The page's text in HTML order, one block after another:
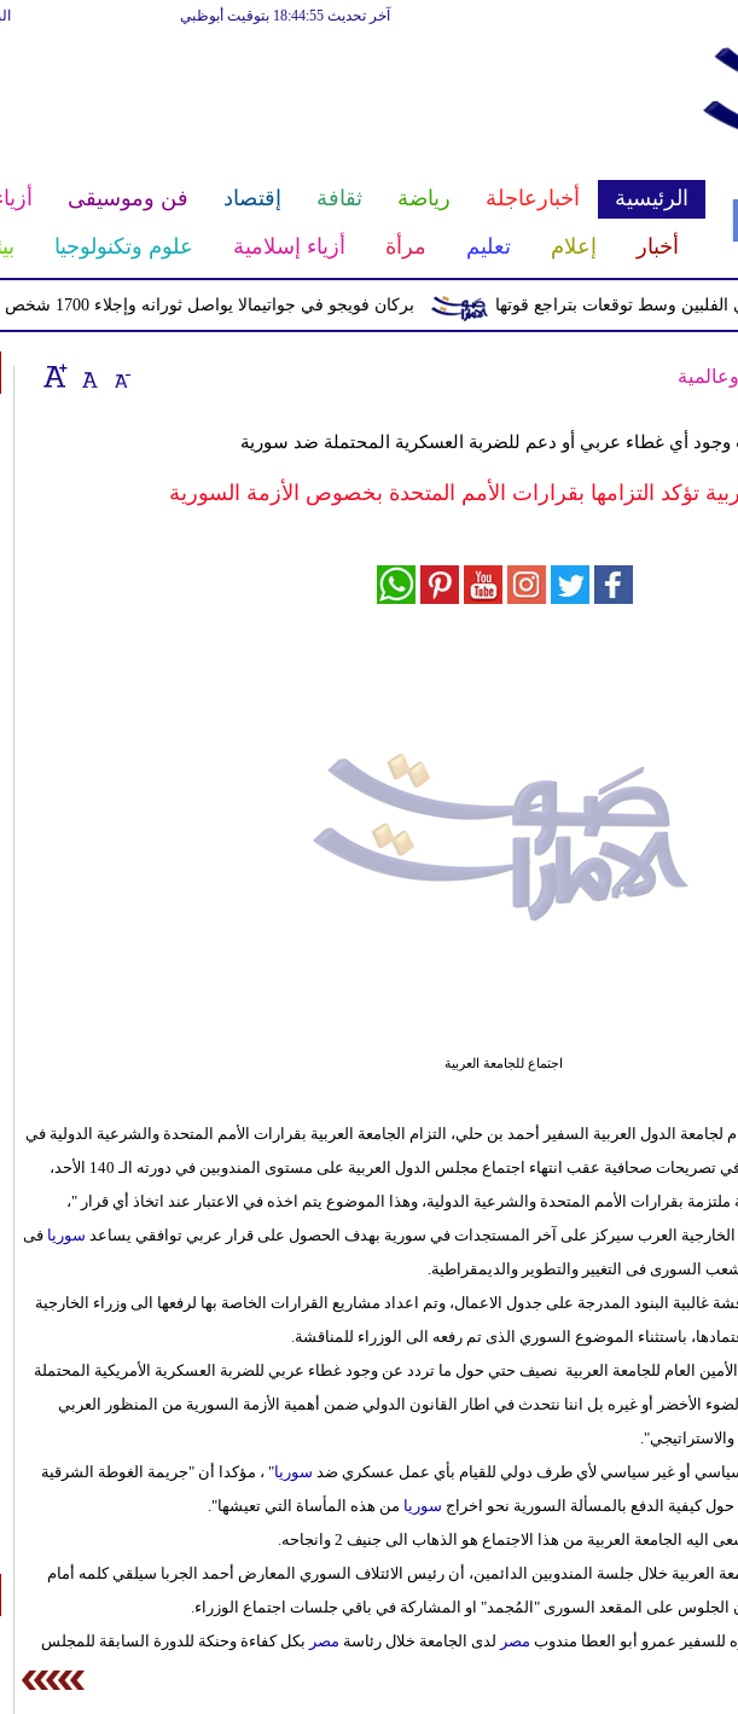
آخر تحديث 18:44:55 بتوقيت أبوظبي
الرئيسية أخبارعاجلة رياضة ثقافة إقتصاد فن وموسيقى
أخبار
إعلام تعليم مرأة أزياء إسلامية علوم وتكنولوجيا
بركان فويجو في جواتيمالا يواصل ثورانه وإجلاء 1700 شخص بسبب الرماد والتدفقات الطينية وسط توقعات بتراجع قوتها
وجود أي غطاء عربي أو دعم للضربة العسكرية المحتملة ضد سورية
تؤكد التزامها بقرارات الأمم المتحدة بخصوص الأزمة السورية
اجتماع للجامعة العربية
لجامعة الدول العربية السفير أحمد بن حلي، التزام الجامعة العربية بقرارات الأمم المتحدة والشرعية الدولية في
ما يتعلق بالأزمة السورية. وقال بن حلي في تصريحات صحافية عقب انتهاء اجتماع مجلس الدول العربية على مستوى المندوبين في دورته الـ 140 الأحد،
ملتزمة بقرارات الأمم المتحدة والشرعية الدولية، وهذا الموضوع يتم اخذه في الاعتبار عند اتخاذ أي قرار "،
الخارجية العرب سيركز على آخر المستجدات في سورية بهدف الحصول على قرار عربي توافقي يساعد سوريا فى
السورى فى التغيير والتطوير والديمقراطية.
غالبية البنود المدرجة على جدول الاعمال، وتم اعداد مشاريع القرارات الخاصة بها لرفعها الى وزراء الخارجية
باستثناء الموضوع السوري الذى تم رفعه الى الوزراء للمناقشة.
العام للجامعة العربية نصيف حتي حول ما تردد عن وجود غطاء عربي للضربة العسكرية الأمريكية المحتملة
الأخضر أو غيره بل اننا نتحدث في اطار القانون الدولي ضمن أهمية الأزمة السورية من المنظور العربي
أو غير سياسي لأي طرف دولي للقيام بأي عمل عسكري ضد سوريا" ، مؤكدا أن "جريمة الغوطة الشرقية
كيفية الدفع بالمسألة السورية نحو اخراج سوريا من هذه المأساة التي تعيشها".
العربية من هذا الاجتماع هو الذهاب الى جنيف 2 وانجاحه.
العربية خلال جلسة المندوبين الدائمين، أن رئيس الائتلاف السوري المعارض أحمد الجربا سيلقي كلمه أمام
الجلوس على المقعد السورى "المُجمد" او المشاركة في باقي جلسات اجتماع الوزراء.
للسفير عمرو أبو العطا مندوب مصر لدى الجامعة خلال رئاسة مصر بكل كفاءة وحنكة للدورة السابقة للمجلس